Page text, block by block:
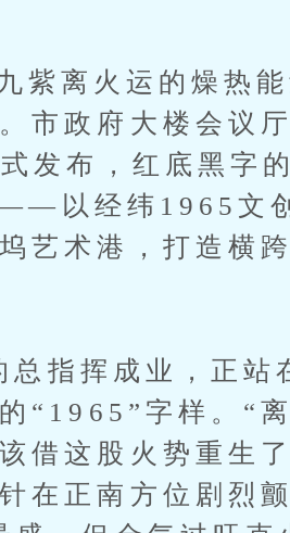
离火运的燥热能
市政府大楼会议厅
发布，红底黑字
——以经纬1965文
艺术港，打造横
指挥成业，正站
“1965”字样。“
借这股火势重生
在正南方位剧烈颤